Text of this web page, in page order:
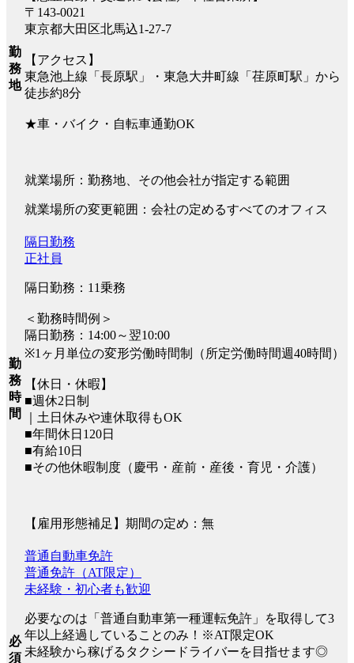
勤
務
地
〒143-0021
東京都大田区北馬込1-27-7
【アクセス】
東急池上線「長原駅」・東急大井町線「荏原町駅」から
徒歩約8分
★車・バイク・自転車通勤OK
就業場所：勤務地、その他会社が指定する範囲
就業場所の変更範囲：会社の定めるすべてのオフィス
勤
務
時
間
隔日勤務
正社員
隔日勤務：11乗務
＜勤務時間例＞
隔日勤務：14:00～翌10:00
※1ヶ月単位の変形労働時間制（所定労働時間週40時間）
【休日・休暇】
■週休2日制
｜土日休みや連休取得もOK
■年間休日120日
■有給10日
■その他休暇制度（慶弔・産前・産後・育児・介護）
【雇用形態補足】期間の定め：無
必
須
普通自動車免許
普通免許（AT限定）
未経験・初心者も歓迎
必要なのは「普通自動車第一種運転免許」を取得して3
年以上経過していることのみ！※AT限定OK
未経験から稼げるタクシードライバーを目指せます◎